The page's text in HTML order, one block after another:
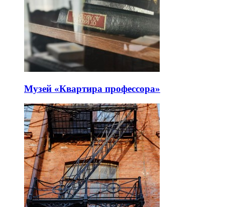
Музей «Квартира профессора»